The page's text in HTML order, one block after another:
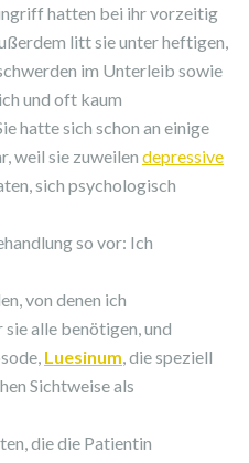
hatten bei ihr vorzeitig
litt sie unter heftigen,
im Unterleib sowie
und oft kaum
hatte sich schon an einige
weil sie zuweilen depressive
sich psychologisch
so vor: Ich
von denen ich
alle benötigen, und
Luesinum , die speziell
Sichtweise als
die die Patientin